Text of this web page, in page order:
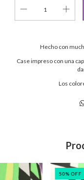
Hecho con
Case impreso con una
Los
50%OFF